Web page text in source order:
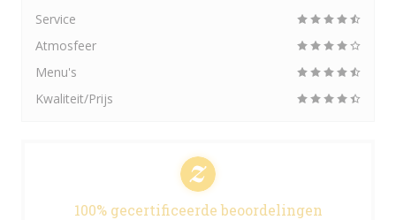
Service
Atmosfeer
Menu's
Kwaliteit/Prijs
100% gecertificeerde beoordelingen